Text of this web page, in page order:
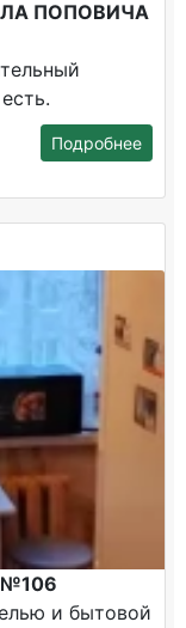
ПОПОВИЧА
Подробнее
и бытовой